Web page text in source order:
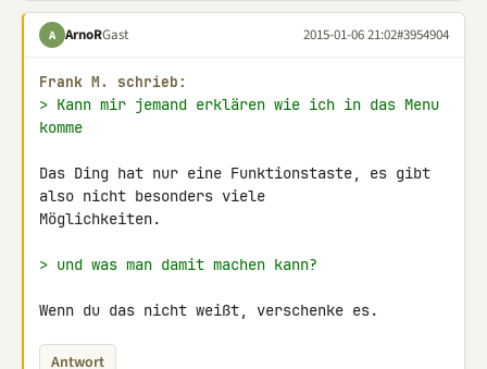
A ArnoRGast 2015-01-06 21:02#3954904
Frank M. schrieb:
> Kann mir jemand erklären wie ich in das Menu
komme
Das Ding hat nur eine Funktionstaste, es gibt
also nicht besonders viele
Möglichkeiten.
> und was man damit machen kann?
Wenn du das nicht weißt, verschenke es.
Antwort